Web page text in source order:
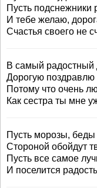
Пусть подснежники
И тебе желаю,
Счастья своего не
В самый радостный
Дорогую поздравлю
Потому что очень
Как сестра ты мне
Пусть морозы, беды
Стороной обойдут
Пусть все самое
И поселится